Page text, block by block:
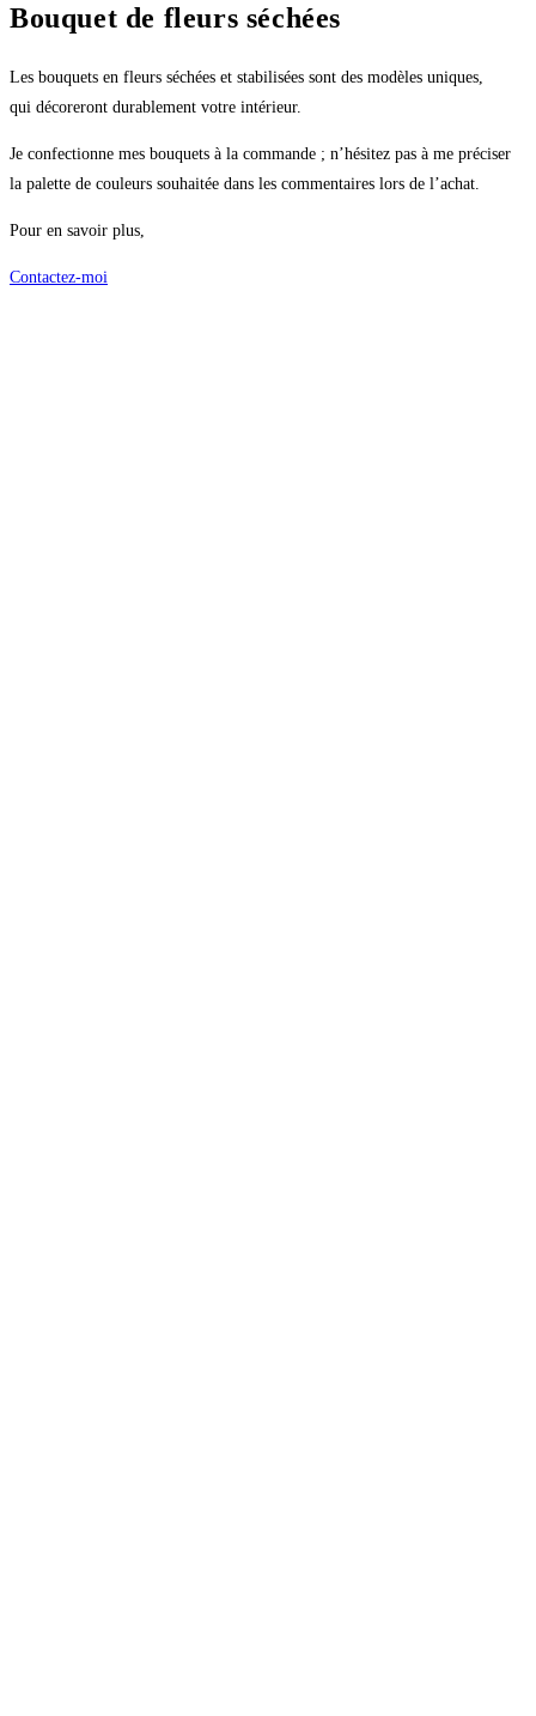
Bouquet de fleurs séchées
Les bouquets en fleurs séchées et stabilisées sont des modèles uniques,
qui décoreront durablement votre intérieur.
Je confectionne mes bouquets à la commande ; n’hésitez pas à me préciser
la palette de couleurs souhaitée dans les commentaires lors de l’achat.
Pour en savoir plus,
Contactez-moi